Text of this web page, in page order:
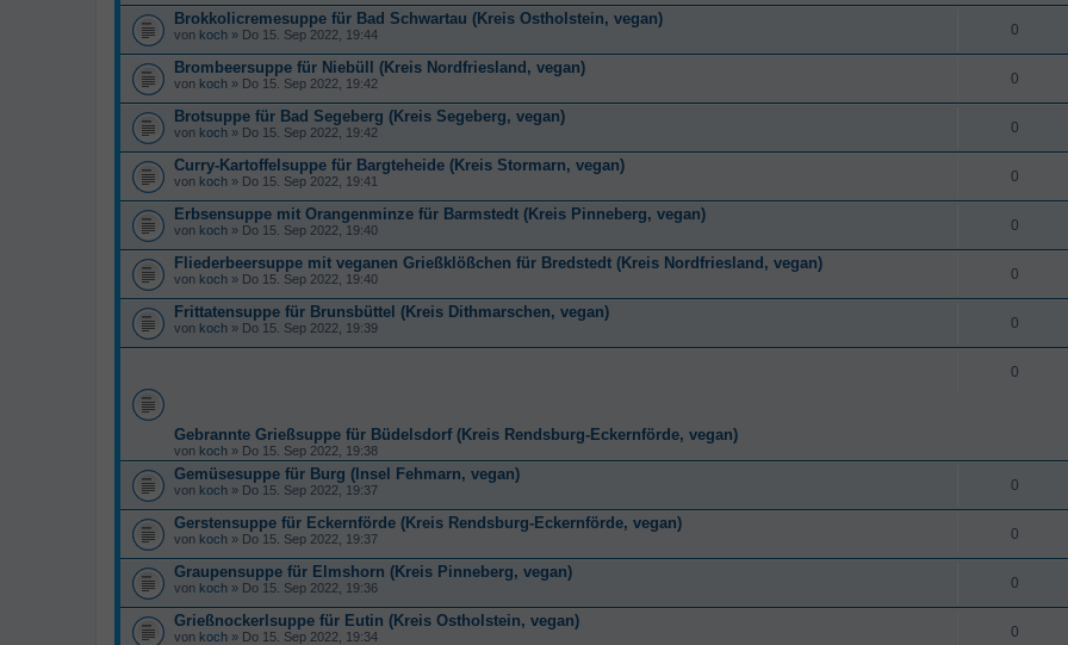
Brokkolicremesuppe für Bad Schwartau (Kreis Ostholstein, vegan)
von koch » Do 15. Sep 2022, 19:44 0
Brombeersuppe für Niebüll (Kreis Nordfriesland, vegan)
von koch » Do 15. Sep 2022, 19:42 0
Brotsuppe für Bad Segeberg (Kreis Segeberg, vegan)
von koch » Do 15. Sep 2022, 19:42 0
Curry-Kartoffelsuppe für Bargteheide (Kreis Stormarn, vegan)
von koch » Do 15. Sep 2022, 19:41 0
Erbsensuppe mit Orangenminze für Barmstedt (Kreis Pinneberg, vegan)
von koch » Do 15. Sep 2022, 19:40 0
Fliederbeersuppe mit veganen Grießklößchen für Bredstedt (Kreis Nordfriesland, vegan)
von koch » Do 15. Sep 2022, 19:40 0
Frittatensuppe für Brunsbüttel (Kreis Dithmarschen, vegan)
von koch » Do 15. Sep 2022, 19:39 0
Gebrannte Grießsuppe für Büdelsdorf (Kreis Rendsburg-Eckernförde, vegan)
von koch » Do 15. Sep 2022, 19:38
0
Gemüsesuppe für Burg (Insel Fehmarn, vegan)
von koch » Do 15. Sep 2022, 19:37 0
Gerstensuppe für Eckernförde (Kreis Rendsburg-Eckernförde, vegan)
von koch » Do 15. Sep 2022, 19:37 0
Graupensuppe für Elmshorn (Kreis Pinneberg, vegan)
von koch » Do 15. Sep 2022, 19:36 0
Grießnockerlsuppe für Eutin (Kreis Ostholstein, vegan)
von koch » Do 15. Sep 2022, 19:34 0